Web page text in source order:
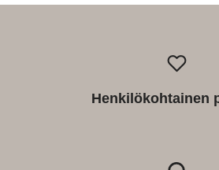
Henkilökohtainen